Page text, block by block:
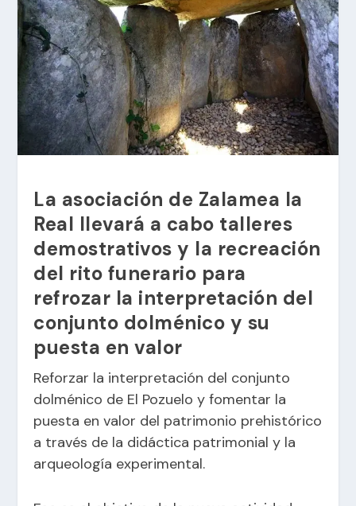
La asociación de Zalamea la
Real llevará a cabo talleres
demostrativos y la recreación
del rito funerario para
refrozar la interpretación del
conjunto dolménico y su
puesta en valor
Reforzar la interpretación del conjunto
dolménico de El Pozuelo y fomentar la
puesta en valor del patrimonio prehistórico
a través de la didáctica patrimonial y la
arqueología experimental.